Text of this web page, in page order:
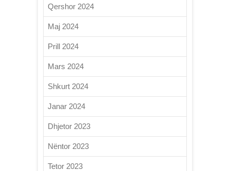
Qershor 2024
Maj 2024
Prill 2024
Mars 2024
Shkurt 2024
Janar 2024
Dhjetor 2023
Nëntor 2023
Tetor 2023